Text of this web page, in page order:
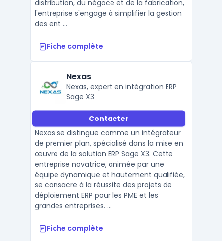
distribution, du négoce et de la fabrication,
l'entreprise s'engage à simplifier la gestion
des ent ...
Fiche complète
Nexas
Nexas, expert en intégration ERP
Sage X3
Contacter
Nexas se distingue comme un intégrateur
de premier plan, spécialisé dans la mise en
œuvre de la solution ERP Sage X3. Cette
entreprise novatrice, animée par une
équipe dynamique et hautement qualifiée,
se consacre à la réussite des projets de
déploiement ERP pour les PME et les
grandes entreprises. ...
Fiche complète